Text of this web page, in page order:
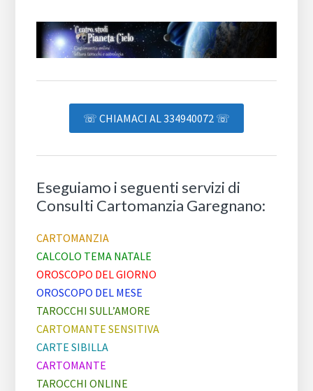
☏ CHIAMACI AL 334940072 ☏
Eseguiamo i seguenti servizi di
Consulti Cartomanzia Garegnano:
CARTOMANZIA
CALCOLO TEMA NATALE
OROSCOPO DEL GIORNO
OROSCOPO DEL MESE
TAROCCHI SULL’AMORE
CARTOMANTE SENSITIVA
CARTE SIBILLA
CARTOMANTE
TAROCCHI ONLINE